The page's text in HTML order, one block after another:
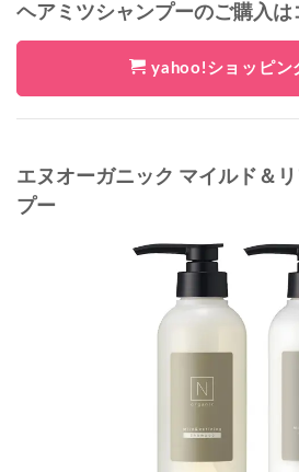
ヘアミツシャンプーのご購入は
yahoo!ショッピン
エヌオーガニック マイルド＆
プー